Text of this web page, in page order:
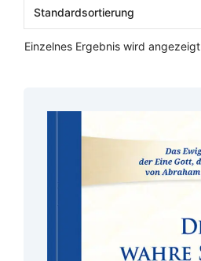
Einzelnes Ergebnis wird angezeigt